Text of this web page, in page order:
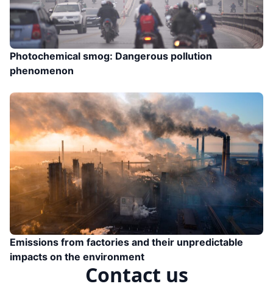
Photochemical smog: Dangerous pollution
phenomenon
Emissions from factories and their unpredictable
impacts on the environment
Contact us